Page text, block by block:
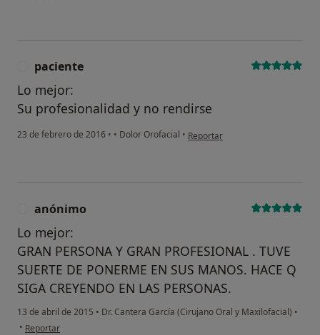
paciente
Lo mejor:
Su profesionalidad y no rendirse
23 de febrero de 2016 • • Dolor Orofacial • en opinión del usuario paciente
Reportar
anónimo
Lo mejor:
GRAN PERSONA Y GRAN PROFESIONAL . TUVE
SUERTE DE PONERME EN SUS MANOS. HACE Q
SIGA CREYENDO EN LAS PERSONAS.
13 de abril de 2015 • Dr. Cantera García (Cirujano Oral y Maxilofacial) •
• en opinión del usuario anónimo
Reportar